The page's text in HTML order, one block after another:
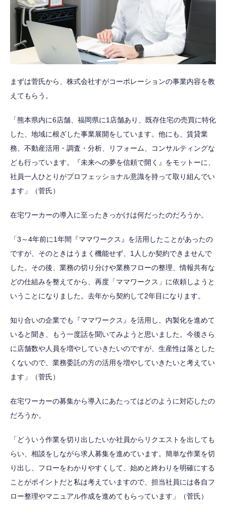
まずは菅氏から、株式会社すがコーポレーションの事業内容を教
えてもらう。
「熊本県内に6店舗、福岡県に1店舗あり、既存住宅の売買に特化
した、地域に根ざした事業展開をしています。他にも、賃貸業
務、不動産活用・調査・分析、リフォーム、コンサルティングな
ども行っています。『未来への夢を信頼で開く』をモットーに、
社員一人ひとりがプロフェッショナル意識を持って取り組んでい
ます」（菅氏）
在宅ワーカーの導入に至ったきっかけは何だったのだろうか。
「3～4年前に1年間『ママワークス』を活用したことがあったの
ですが、そのときはうまく機能せず、1人しか契約できませんで
した。その後、業務の切り分けや業務フローの整理、情報共有な
どの仕組みを整えてから、再度「ママワークス」に依頼しようと
いうことになりました。去年から契約して2年目になります。
知り合いの企業でも『ママワークス』を活用し、内製化を進めて
いると聞き、もう一度話を聞いてみようと思いました。今後さら
に店舗数や人員を増やしていきたいのですが、生産性は落とした
くないので、業務委託の方の活用を増やしていきたいと考えてい
ます」（菅氏）
在宅ワーカーの募集から導入にあたってはどのように対応したの
だろうか。
「どういう作業を切り出したいか社員からリクエストを出しても
らい、相談をしながら求人募集を進めています。簡単な作業を切
り出し、フローをわかりやすくして、始めと終わりを明確にする
ことがポイントだと私は考えていますので、担当社員には各自フ
ロー整理やマニュアル作成を進めてもらっています」（菅氏）